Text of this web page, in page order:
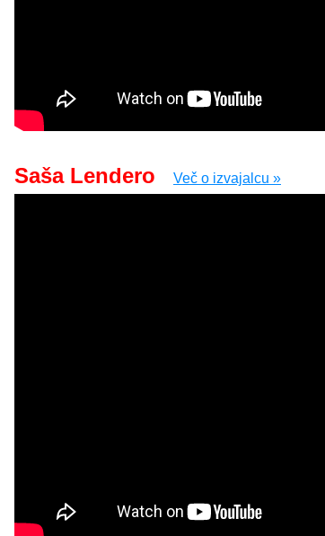
Saša Lendero Več o izvajalcu »